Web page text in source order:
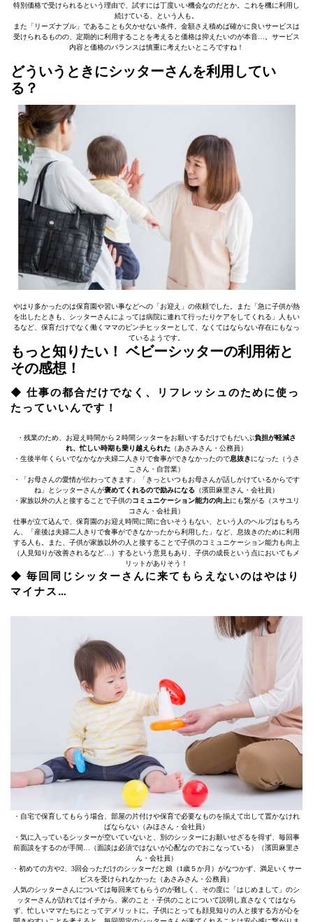
特別価格で受けられるという理由で、試すには丁度いい機会なのだとか。これを機に利用し
続けている、という人も。
また「リーズナブル」であることも欠かせない条件。金額さえ積めば確かに良いサービスは
受けられるものの、定期的に利用することを考えると価格は抑えたいのが本音…。サービス
内容と価格のバランスは慎重に考えたいところですね！
どういうときにシッターさんを利用してい
る？
やはり多かったのは保育園や習い事などへの「お迎え」の依頼でした。また「急に子供が熱
を出したときも、シッターさんによっては病院に連れて行ったりケアをしてくれる」人もい
るなど、保育だけでなく働くママのピンチヒッターとして、なくてはならない存在にもなっ
ているようです。
もっと知りたい！ ベビーシッターの利用術と
その感想！
◆ 仕事の都合だけでなく、リフレッシュのために使っ
たっていいんです！
・残業のため、お迎え時間から２時間シッターをお願いするだけでもだいぶ負担が軽減さ
れ、忙しい時期も乗り越えられた （あさみさん・公務員）
・生後半年くらいでなかなか夫婦二人きりで食事ができなかったので息抜きになった（うさ
こさん・自営業）
・「お母さんの愛情が伝わってきます」「きっといつもお母さんが話しかけているからです
ね」とシッターさんが褒めてくれるので励みになる （濱田麻里さん・会社員）
・家族以外の人と接することで子供のコミュニケーション能力の向上にも繋がる（スサユリ
コさん・会社員）
仕事が立て込んで、保育園のお迎え時間に間に合いそうもない、という人のヘルプはもちろ
ん、「産後は夫婦二人きりで食事ができなかったから利用した」など、息抜きのために利用
する人も。また、子供が家族以外の人と接することで子供のコミュニケーション能力も向上
（人見知りが改善されるなど…）するという意見もあり、子供の成長という点においてもメ
リットがありそう！
◆ 毎回同じシッターさんに来てもらえないのはやはり
マイナス…
・自宅で保育してもらう場合、部屋の片付けや保育で必要なものを揃えて出して置かなけれ
ばならない（みほさん・会社員）
・気に入っているシッターが空いていないと、別のシッターにお願いせざるを得ず、毎回事
前面談をするのが手間…（面談は必須ではないが心配なのでおこなっている）（濱田麻里さ
ん・会社員）
・初めての方や2、3回会っただけのシッターだと娘（1歳５か月）がなつかず、満足いくサー
ビスを受けられなかった（あさみさん・公務員）
人気のシッターさんについては毎回来てもらうのが難しく、その度に「はじめまして」のシ
ッターさんが訪れてはイチから、家のこと・子供のことについて説明し直さなくてはなら
ず、忙しいママたちにとってデメリットに。子供にとっても顔見知りの人と接する方が心を